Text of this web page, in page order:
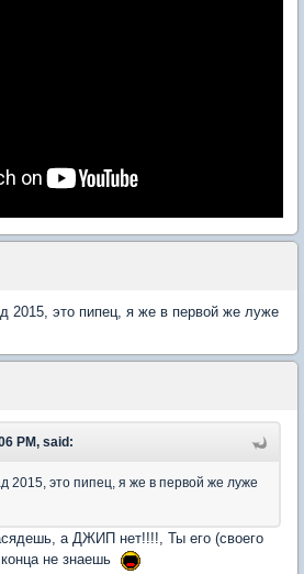
2015, это пипец, я же в первой же луже
PM, said:
2015, это пипец, я же в первой же луже
а ДЖИП нет!!!!, Ты его (своего
не знаешь